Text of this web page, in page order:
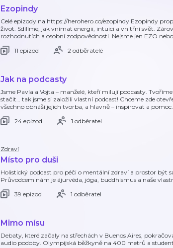
Ezopindy
Celé epizody na https://herohero.co/ezopindy Ezopindy
život. Sdílíme, jak vnímat energii, intuici a vnitřní svět.
rozhodnutích a osobní zodpovědnosti. Nejsme jen EZO
11 epizod
2 odběratelé
Jak na podcasty
Jsme Pavla a Vojta – manželé, kteří milují podcasty.
stačit… tak jsme si založili vlastní podcast! Chceme zde
všechno obnáší jejich tvorba, a hlavně – inspirovat a pomoc
24 epizod
1 odběratel
Zdraví
Místo pro duši
Holistický podcast pro péči o mentální zdraví a prostor být
Průvodcem nám je ájurvéda, jóga, buddhismus a naše
39 epizod
1 odběratel
Mimo mísu
Debaty, které začaly na střechách v Buenos Aires,
audio podoby. Olympijská běžkyně na 400 metrů a